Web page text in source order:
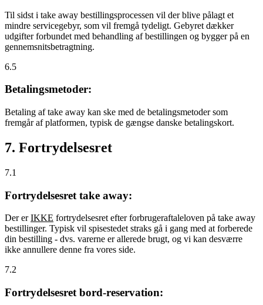
Til sidst i take away bestillingsprocessen vil der blive pålagt et
mindre servicegebyr, som vil fremgå tydeligt. Gebyret dækker
udgifter forbundet med behandling af bestillingen og bygger på en
gennemsnitsbetragtning.
6.5
Betalingsmetoder:
Betaling af take away kan ske med de betalingsmetoder som
fremgår af platformen, typisk de gængse danske betalingskort.
7. Fortrydelsesret
7.1
Fortrydelsesret take away:
Der erIKKE fortrydelsesret efter forbrugeraftaleloven på take away
bestillinger. Typisk vil spisestedet straks gå i gang med at forberede
din bestilling - dvs. varerne er allerede brugt, og vi kan desværre
ikke annullere denne fra vores side.
7.2
Fortrydelsesret bord-reservation: